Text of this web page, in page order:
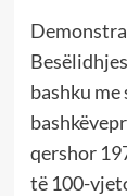
bashku
qershor
të 100-